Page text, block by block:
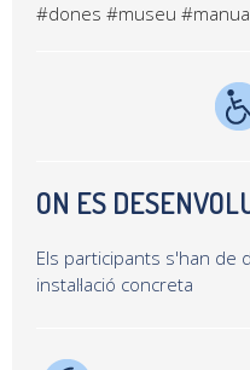
#dones #museu
ON ES
Els participants s'han de
instal·lació concreta